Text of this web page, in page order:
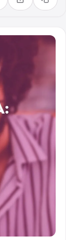
Compartilhar
Copiar